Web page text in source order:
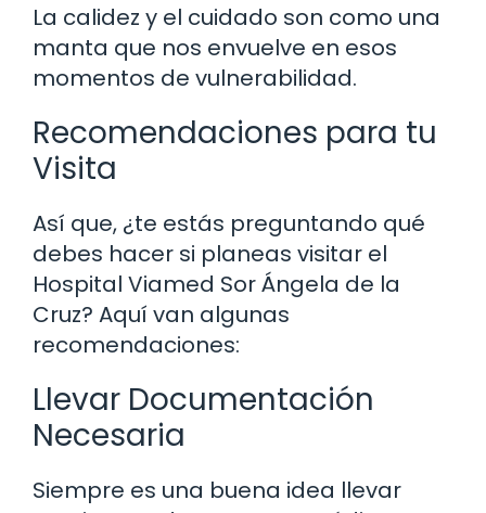
La calidez y el cuidado son como una
manta que nos envuelve en esos
momentos de vulnerabilidad.
Recomendaciones para tu
Visita
Así que, ¿te estás preguntando qué
debes hacer si planeas visitar el
Hospital Viamed Sor Ángela de la
Cruz? Aquí van algunas
recomendaciones:
Llevar Documentación
Necesaria
Siempre es una buena idea llevar